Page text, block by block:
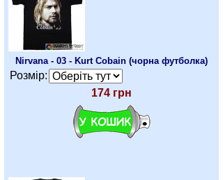
Nirvana - 03 - Kurt Cobain (чорна футболка)
Розмір:
174 грн